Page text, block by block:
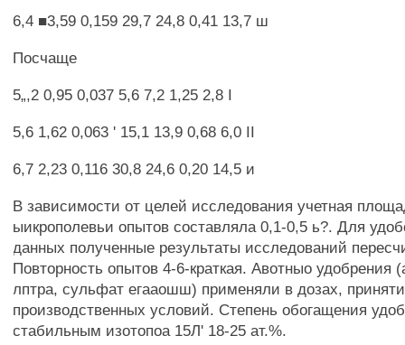
6,4 ■3,59 0,159 29,7 24,8 0,41 13,7 ш
Посчаще
5„,2 0,95 0,037 5,6 7,2 1,25 2,8 I
5,6 1,62 0,063 ' 15,1 13,9 0,68 6,0 II
6,7 2,23 0,116 30,8 24,6 0,20 14,5 и
В зависимости от целей исследования учетная
ыикрополевьи опытов составляла 0,1-0,5 ь?. Для
данных полученные результаты исследований
Повторность опытов 4-6-краткая. Авотныо удобрения
лптра, сульфат егааошш) применяли в дозах,
производственных условий. Степень обогащения
стабильным изотопоа 15Л' 18-25 ат.%.